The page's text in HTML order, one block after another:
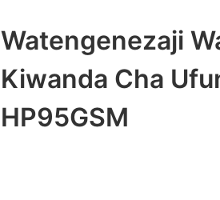
Watengenezaji
Kiwanda Cha
HP95GSM